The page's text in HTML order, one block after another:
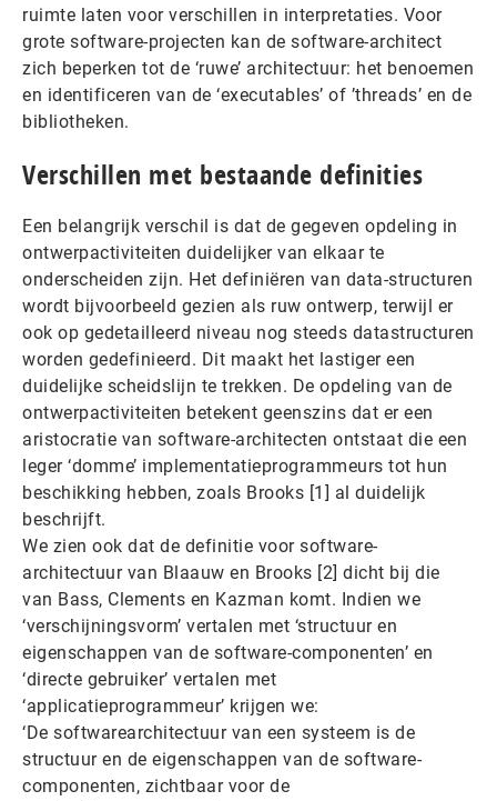
ruimte laten voor verschillen in interpretaties. Voor
grote software-projecten kan de software-architect
zich beperken tot de ‘ruwe’ architectuur: het benoemen
en identificeren van de ‘executables’ of ’threads’ en de
bibliotheken.
Verschillen met bestaande definities
Een belangrijk verschil is dat de gegeven opdeling in
ontwerpactiviteiten duidelijker van elkaar te
onderscheiden zijn. Het definiëren van data-structuren
wordt bijvoorbeeld gezien als ruw ontwerp, terwijl er
ook op gedetailleerd niveau nog steeds datastructuren
worden gedefinieerd. Dit maakt het lastiger een
duidelijke scheidslijn te trekken. De opdeling van de
ontwerpactiviteiten betekent geenszins dat er een
aristocratie van software-architecten ontstaat die een
leger ‘domme’ implementatieprogrammeurs tot hun
beschikking hebben, zoals Brooks [1] al duidelijk
beschrijft.
We zien ook dat de definitie voor software-
architectuur van Blaauw en Brooks [2] dicht bij die
van Bass, Clements en Kazman komt. Indien we
‘verschijningsvorm’ vertalen met ‘structuur en
eigenschappen van de software-componenten’ en
‘directe gebruiker’ vertalen met
‘applicatieprogrammeur’ krijgen we:
‘De softwarearchitectuur van een systeem is de
structuur en de eigenschappen van de software-
componenten, zichtbaar voor de